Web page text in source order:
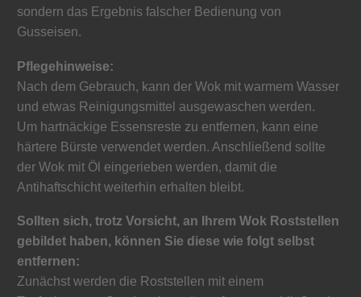
sondern das Ergebnis falscher Bedienung von
Gusseisen.
Pflegehinweise:
Nach dem Gebrauch, kann der Wok mit warmem Wasser
und etwas Reinigungsmittel ausgewaschen werden.
Um hartnäckige Essensreste zu entfernen, kann eine
härtere Bürste verwendet werden. Anschließend sollte
der Wok mit Öl eingerieben werden, damit die
Antihaftschicht weiterhin erhalten bleibt.
Sollten sich, trotz Vorsicht, an Ihrem Wok Roststellen
gebildet haben, können Sie diese wie folgt selbst
entfernen:
Zunächst werden die Roststellen mit einem